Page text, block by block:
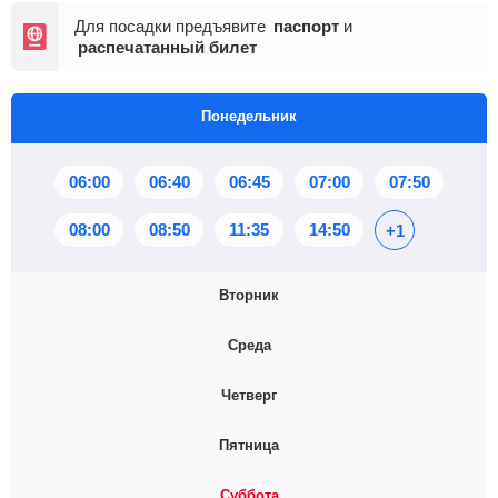
Для посадки предъявите паспорт и
распечатанный билет
Понедельник
06:00 06:40 06:45 07:00 07:50
08:00 08:50 11:35 14:50 +1
Вторник
08:50 11:35
Среда
08:50 11:35
Четверг
Нет информации о расписании 😧
Пятница